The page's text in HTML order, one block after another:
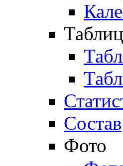
Состав
Фото